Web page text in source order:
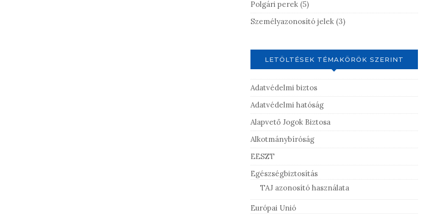
Polgári perek(5)
Személyazonosító jelek(3)
LETÖLTÉSEK TÉMAKÖRÖK SZERINT
Adatvédelmi biztos
Adatvédelmi hatóság
Alapvető Jogok Biztosa
Alkotmánybíróság
EESZT
Egészségbiztosítás
TAJ azonosító használata
Európai Unió